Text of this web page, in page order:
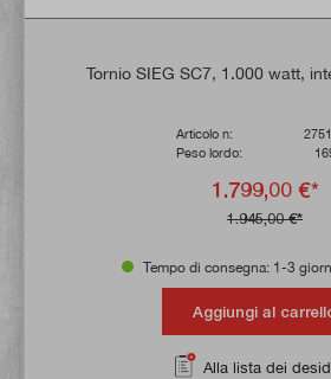
Tornio SIEG SC7, 1.000 watt,
Articolo n:
Peso lordo:
1.799,00 €*
1.945,00 €*
Tempo di consegna: 1-3
Aggiungi al
Alla lista dei